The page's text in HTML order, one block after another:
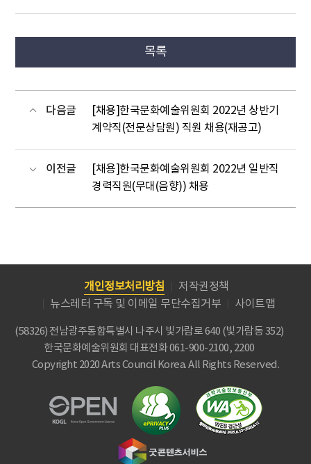
목록
다음글
[채용]한국문화예술위원회 2022년 상반기
계약직(전문상담원) 직원 채용(재공고)
이전글
[채용]한국문화예술위원회 2022년 일반직
경력직원(무대(음향)) 채용
개인정보처리방침
저작권정책
뉴스레터 구독 및 이메일 무단수집거부
사이트맵
(58326) 전남광주통합특별시 나주시 빛가람로 640 (빛가람동 352)
한국문화예술위원회 대표전화 061-900-2100, 2200
Copyright 2020 Arts Council Korea. All Rights Reserved.